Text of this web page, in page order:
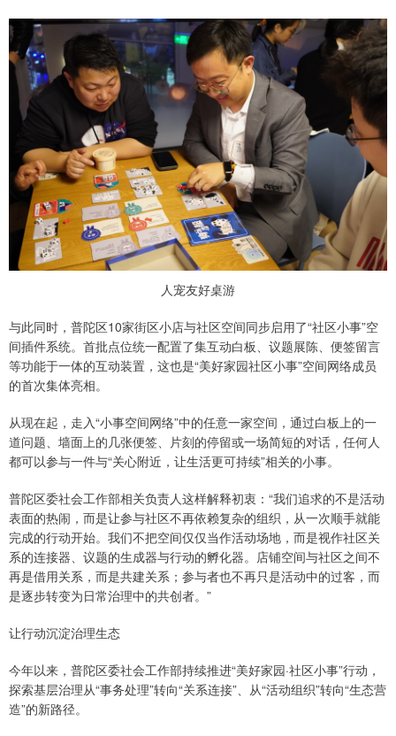
人宠友好桌游
与此同时，普陀区10家街区小店与社区空间同步启用了“社区小事”空
间插件系统。首批点位统一配置了集互动白板、议题展陈、便签留言
等功能于一体的互动装置，这也是“美好家园社区小事”空间网络成员
的首次集体亮相。
从现在起，走入“小事空间网络”中的任意一家空间，通过白板上的一
道问题、墙面上的几张便签、片刻的停留或一场简短的对话，任何人
都可以参与一件与“关心附近，让生活更可持续”相关的小事。
普陀区委社会工作部相关负责人这样解释初衷：“我们追求的不是活动
表面的热闹，而是让参与社区不再依赖复杂的组织，从一次顺手就能
完成的行动开始。我们不把空间仅仅当作活动场地，而是视作社区关
系的连接器、议题的生成器与行动的孵化器。店铺空间与社区之间不
再是借用关系，而是共建关系；参与者也不再只是活动中的过客，而
是逐步转变为日常治理中的共创者。”
让行动沉淀治理生态
今年以来，普陀区委社会工作部持续推进“美好家园·社区小事”行动，
探索基层治理从“事务处理”转向“关系连接”、从“活动组织”转向“生态营
造”的新路径。